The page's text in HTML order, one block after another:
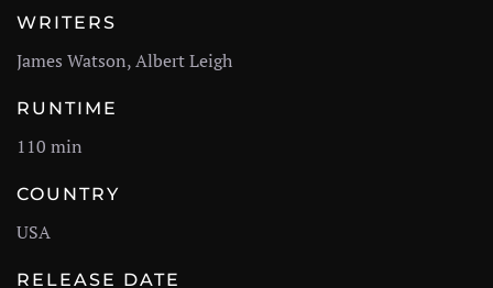
WRITERS
James Watson, Albert Leigh
RUNTIME
110 min
COUNTRY
USA
RELEASE DATE